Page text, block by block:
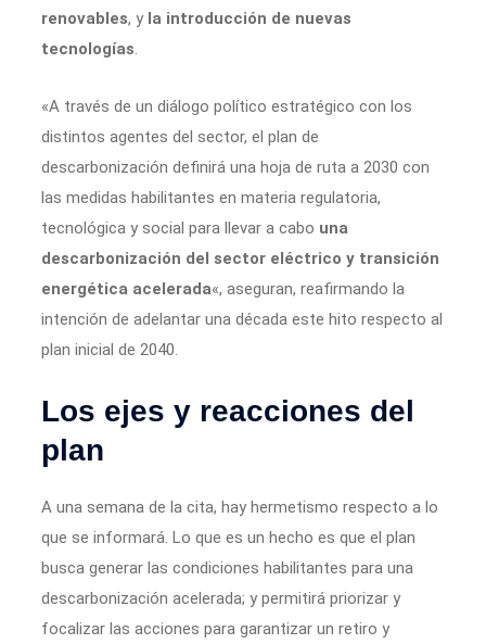
renovables, y la introducción de nuevas
tecnologías.
«A través de un diálogo político estratégico con los
distintos agentes del sector, el plan de
descarbonización definirá una hoja de ruta a 2030 con
las medidas habilitantes en materia regulatoria,
tecnológica y social para llevar a cabo una
descarbonización del sector eléctrico y transición
energética acelerada«, aseguran, reafirmando la
intención de adelantar una década este hito respecto al
plan inicial de 2040.
Los ejes y reacciones del
plan
A una semana de la cita, hay hermetismo respecto a lo
que se informará. Lo que es un hecho es que el plan
busca generar las condiciones habilitantes para una
descarbonización acelerada; y permitirá priorizar y
focalizar las acciones para garantizar un retiro y